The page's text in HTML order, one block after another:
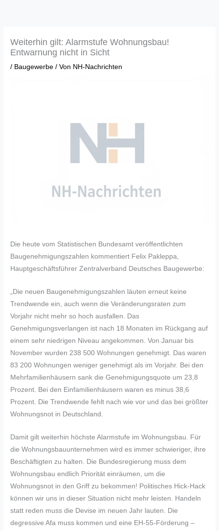
Weiterhin gilt: Alarmstufe Wohnungsbau!
Entwarnung nicht in Sicht
/ Baugewerbe / Von NH-Nachrichten
Die heute vom Statistischen Bundesamt veröffentlichten
Baugenehmigungszahlen kommentiert Felix Pakleppa,
Hauptgeschäftsführer Zentralverband Deutsches Baugewerbe:
„Die neuen Baugenehmigungszahlen läuten erneut keine
Trendwende ein, auch wenn die Veränderungsraten zum
Vorjahr nicht mehr so hoch ausfallen. Das
Genehmigungsverlangen ist nach 18 Monaten im Rückgang auf
einem sehr niedrigen Niveau angekommen. Von Januar bis
November wurden 238 500 Wohnungen genehmigt. Das waren
83 200 Wohnungen weniger genehmigt als im Vorjahr. Bei den
Mehrfamilienhäusern sank die Genehmigungsquote um 23,8
Prozent. Bei den Einfamilienhäusern waren es minus 38,6
Prozent. Die Trendwende fehlt nach wie vor und das bei größter
Wohnungsnot in Deutschland.
Damit gilt weiterhin höchste Alarmstufe im Wohnungsbau. Für
die Wohnungsbauunternehmen wird es immer schwieriger, ihre
Beschäftigten zu halten. Die Bundesregierung muss dem
Wohnungsbau endlich Priorität einräumen, um die
Wohnungsnot in den Griff zu bekommen! Politisches Hick-Hack
können wir uns in dieser Situation nicht mehr leisten. Handeln
statt reden muss die Devise im neuen Jahr lauten. Die
degressive Afa muss kommen und eine EH-55-Förderung –